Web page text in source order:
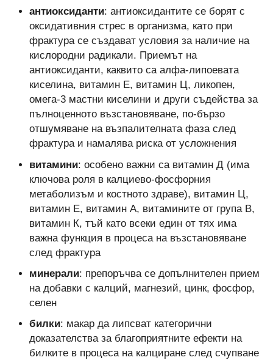
антиоксиданти: антиоксидантите се борят с
оксидативния стрес в организма, като при
фрактура се създават условия за наличие на
кислородни радикали. Приемът на
антиоксиданти, каквито са алфа-липоевата
киселина, витамин Е, витамин Ц, ликопен,
омега-3 мастни киселини и други съдейства за
пълноценното възстановяване, по-бързо
отшумяване на възпалителната фаза след
фрактура и намалява риска от усложнения
витамини: особено важни са витамин Д (има
ключова роля в калциево-фосфорния
метаболизъм и костното здраве), витамин Ц,
витамин Е, витамин А, витамините от група В,
витамин К, тъй като всеки един от тях има
важна функция в процеса на възстановяване
след фрактура
минерали: препоръчва се допълнителен прием
на добавки с калций, магнезий, цинк, фосфор,
селен
билки: макар да липсват категорични
доказателства за благоприятните ефекти на
билките в процеса на калциране след счупване